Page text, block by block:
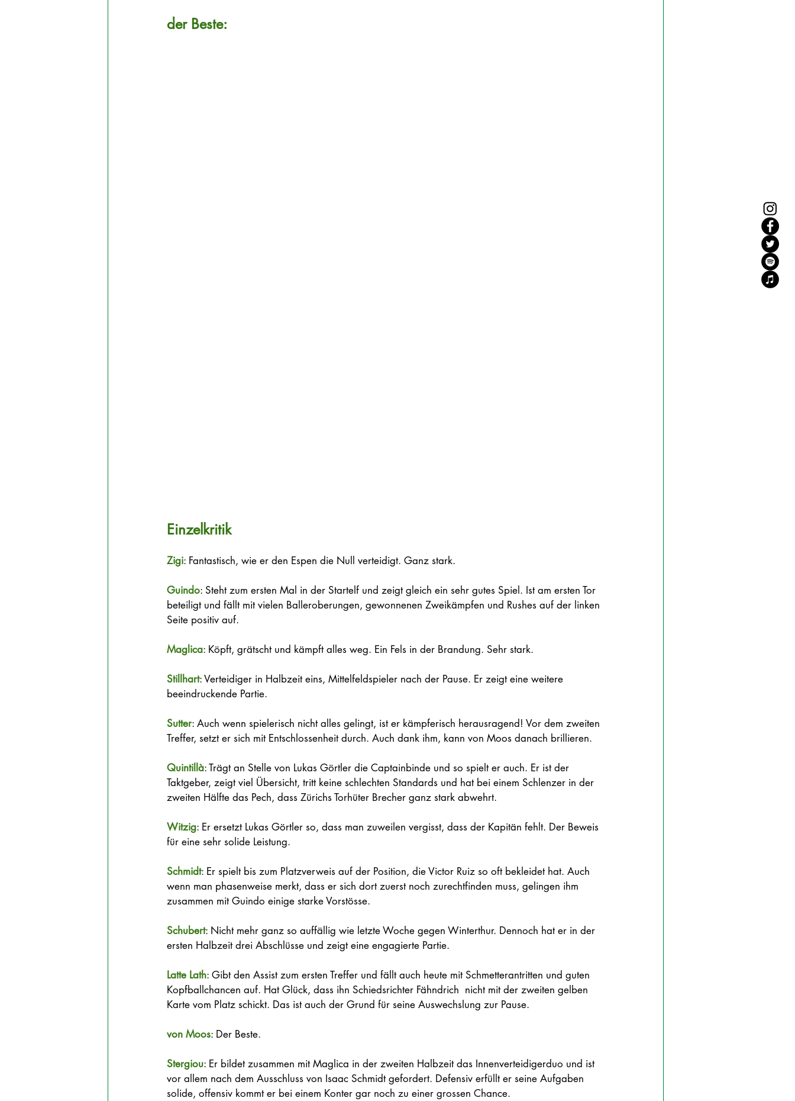
der Beste:
Einzelkritik
Zigi: Fantastisch, wie er den Espen die Null verteidigt. Ganz stark.
Guindo: Steht zum ersten Mal in der Startelf und zeigt gleich ein sehr gutes Spiel. Ist am ersten Tor
beteiligt und fällt mit vielen Balleroberungen, gewonnenen Zweikämpfen und Rushes auf der linken
Seite positiv auf.
Maglica: Köpft, grätscht und kämpft alles weg. Ein Fels in der Brandung. Sehr stark.
Stillhart: Verteidiger in Halbzeit eins, Mittelfeldspieler nach der Pause. Er zeigt eine weitere
beeindruckende Partie.
Sutter: Auch wenn spielerisch nicht alles gelingt, ist er kämpferisch herausragend! Vor dem zweiten
Treffer, setzt er sich mit Entschlossenheit durch. Auch dank ihm, kann von Moos danach brillieren.
Quintillà: Trägt an Stelle von Lukas Görtler die Captainbinde und so spielt er auch. Er ist der
Taktgeber, zeigt viel Übersicht, tritt keine schlechten Standards und hat bei einem Schlenzer in der
zweiten Hälfte das Pech, dass Zürichs Torhüter Brecher ganz stark abwehrt.
Witzig: Er ersetzt Lukas Görtler so, dass man zuweilen vergisst, dass der Kapitän fehlt. Der Beweis
für eine sehr solide Leistung.
Schmidt: Er spielt bis zum Platzverweis auf der Position, die Victor Ruiz so oft bekleidet hat. Auch
wenn man phasenweise merkt, dass er sich dort zuerst noch zurechtfinden muss, gelingen ihm
zusammen mit Guindo einige starke Vorstösse.
Schubert: Nicht mehr ganz so auffällig wie letzte Woche gegen Winterthur. Dennoch hat er in der
ersten Halbzeit drei Abschlüsse und zeigt eine engagierte Partie.
Latte Lath: Gibt den Assist zum ersten Treffer und fällt auch heute mit Schmetterantritten und guten
Kopfballchancen auf. Hat Glück, dass ihn Schiedsrichter Fähndrich  nicht mit der zweiten gelben
Karte vom Platz schickt. Das ist auch der Grund für seine Auswechslung zur Pause.
von Moos: Der Beste.
Stergiou: Er bildet zusammen mit Maglica in der zweiten Halbzeit das Innenverteidigerduo und ist
vor allem nach dem Ausschluss von Isaac Schmidt gefordert. Defensiv erfüllt er seine Aufgaben
solide, offensiv kommt er bei einem Konter gar noch zu einer grossen Chance.